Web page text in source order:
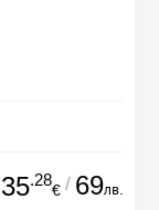
35.28
€ / 69лв.